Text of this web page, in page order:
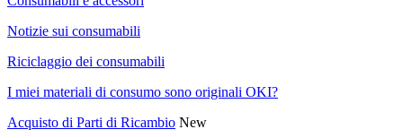
Notizie sui consumabili
Riciclaggio dei consumabili
I miei materiali di consumo sono originali OKI?
Acquisto di Parti di Ricambio New